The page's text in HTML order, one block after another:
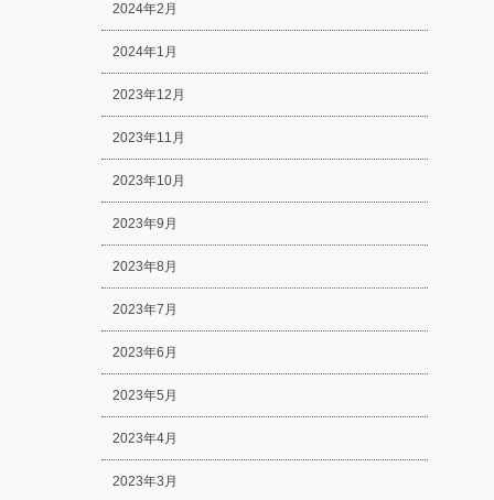
2024年2月
2024年1月
2023年12月
2023年11月
2023年10月
2023年9月
2023年8月
2023年7月
2023年6月
2023年5月
2023年4月
2023年3月